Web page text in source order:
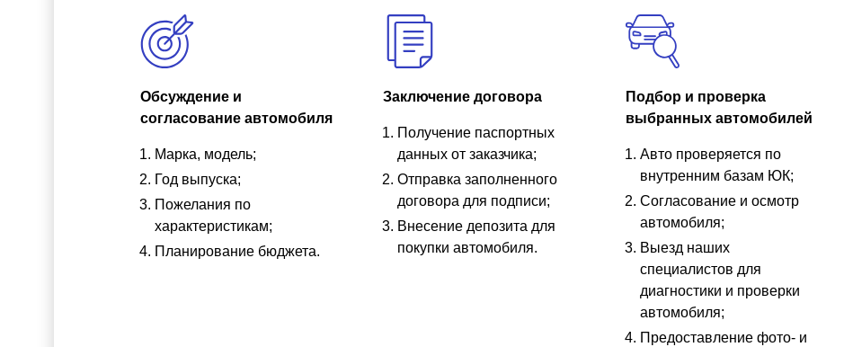
Обсуждение и
согласование автомобиля
Марка, модель;
Год выпуска;
Пожелания по
характеристикам;
Планирование бюджета.
Заключение договора
Получение паспортных
данных от заказчика;
Отправка заполненного
договора для подписи;
Внесение депозита для
покупки автомобиля.
Подбор и проверка
выбранных автомобилей
Авто проверяется по
внутренним базам ЮК;
Согласование и осмотр
автомобиля;
Выезд наших
специалистов для
диагностики и проверки
автомобиля;
Предоставление фото- и